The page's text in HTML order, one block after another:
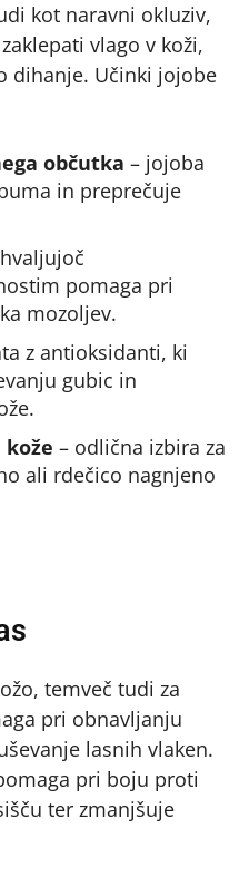
kot naravni okluziv,
vlago v koži,
dihanje. Učinki jojobe
občutka – jojoba
in preprečuje
pomaga pri
mozoljev.
z antioksidanti, ki
gubic in
– odlična izbira za
ali rdečico nagnjeno
temveč tudi za
pri obnavljanju
lasnih vlaken.
pri boju proti
ter zmanjšuje